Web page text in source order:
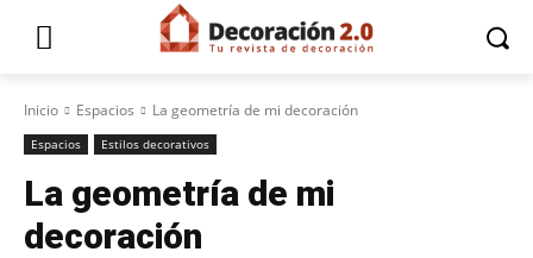
Inicio Espacios La geometría de mi decoración
Espacios Estilos decorativos
La geometría de mi
decoración